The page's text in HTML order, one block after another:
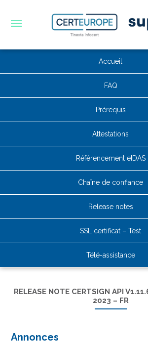
Accueil
FAQ
Prérequis
Attestations
Référencement eIDAS
Chaîne de confiance
Release notes
SSL certificat – Test
Télé-assistance
RELEASE NOTE CERTSIGN API
2023 – FR
Annonces